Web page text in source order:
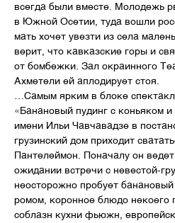
всегда были вместе. Молодежь
в Южной Осетии, туда вошли
мать хочет увезти из села
верит, что кавказские горы и
от бомбежки. Зал окраинного
Ахметели ей аплодирует стоя.
…Самым ярким в блоке
«Банановый пудинг с коньяком
имени Ильи Чавчавадзе в
грузинский дом приходит
Пантелеймон. Поначалу он
ожидании встречи с невестой-
неосторожно пробует
ромом, коронное блюдо некоего
соблазн кухни фьюжн,